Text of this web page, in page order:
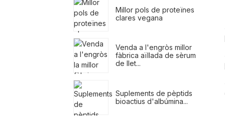
Millor pols de proteïnes
clares vegana
Venda a l'engròs millor
fàbrica aïllada de sèrum
de llet...
Suplements de pèptids
bioactius d'albúmina...